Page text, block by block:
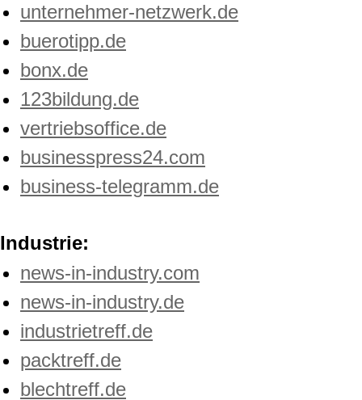
unternehmer-netzwerk.de
buerotipp.de
bonx.de
123bildung.de
vertriebsoffice.de
businesspress24.com
business-telegramm.de
Industrie:
news-in-industry.com
news-in-industry.de
industrietreff.de
packtreff.de
blechtreff.de